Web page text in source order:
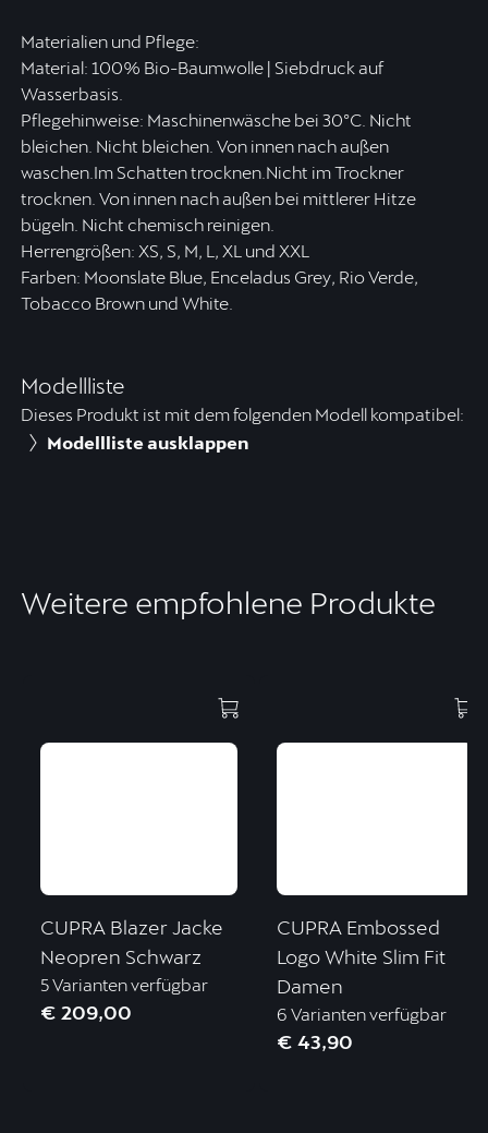
Materialien und Pflege:
Material: 100% Bio-Baumwolle | Siebdruck auf
Wasserbasis.
Pflegehinweise: Maschinenwäsche bei 30ºC. Nicht
bleichen. Nicht bleichen. Von innen nach außen
waschen.Im Schatten trocknen.Nicht im Trockner
trocknen. Von innen nach außen bei mittlerer Hitze
bügeln. Nicht chemisch reinigen.
Herrengrößen: XS, S, M, L, XL und XXL
Farben: Moonslate Blue, Enceladus Grey, Rio Verde,
Tobacco Brown und White.
Modellliste
Dieses Produkt ist mit dem folgenden Modell kompatibel:
Modellliste ausklappen
Weitere empfohlene Produkte
CUPRA Blazer Jacke
Neopren Schwarz
5 Varianten verfügbar
€ 209,00
CUPRA Embossed
Logo White Slim Fit
Damen
6 Varianten verfügbar
€ 43,90